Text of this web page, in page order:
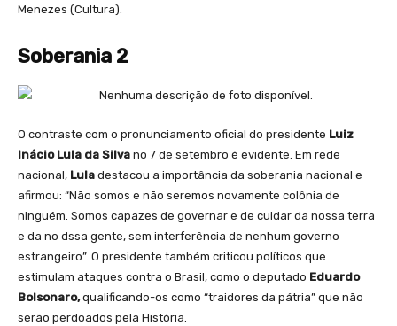
Menezes (Cultura).
Soberania 2
O contraste com o pronunciamento oficial do presidente Luiz
Inácio Lula da Silva no 7 de setembro é evidente. Em rede
nacional, Lula destacou a importância da soberania nacional e
afirmou: “Não somos e não seremos novamente colônia de
ninguém. Somos capazes de governar e de cuidar da nossa terra
e da no dssa gente, sem interferência de nenhum governo
estrangeiro”. O presidente também criticou políticos que
estimulam ataques contra o Brasil, como o deputado Eduardo
Bolsonaro,qualificando-os como “traidores da pátria” que não
serão perdoados pela História.